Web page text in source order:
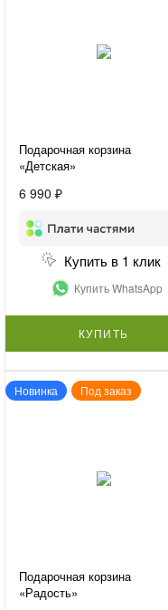
Подарочная корзина
«Детская»
6 990 ₽
Купить в 1 клик
Купить WhatsApp
КУПИТЬ
Новинка Под заказ
Подарочная корзина
«Радость»